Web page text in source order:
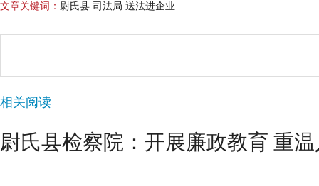
文章关键词： 尉氏县 司法局 送法进企业
相关阅读
尉氏县检察院：开展廉政教育 重